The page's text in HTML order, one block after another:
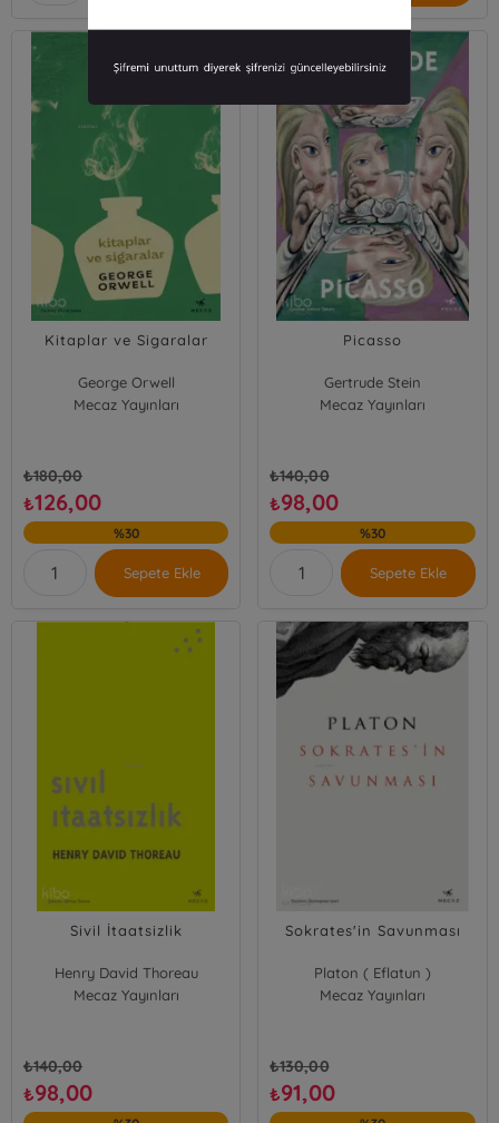
Kitaplar ve Sigaralar
George Orwell
Mecaz Yayınları
₺180,00
₺126,00
%30
Sepete Ekle
Picasso
Gertrude Stein
Mecaz Yayınları
₺140,00
₺98,00
%30
Sepete Ekle
Sivil İtaatsizlik
Henry David Thoreau
Mecaz Yayınları
₺140,00
₺98,00
Sokrates'in Savunması
Platon ( Eflatun )
Mecaz Yayınları
₺130,00
₺91,00